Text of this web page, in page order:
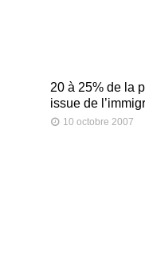
20 à 25% de la
issue de
10 octobre 2007